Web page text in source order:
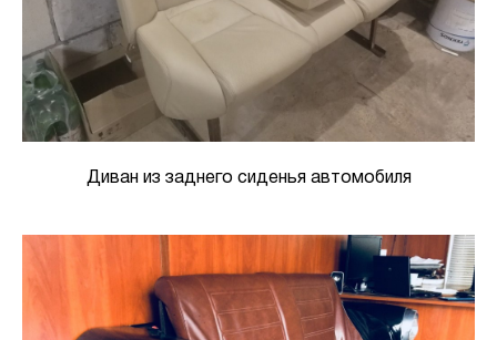
Диван из заднего сиденья автомобиля